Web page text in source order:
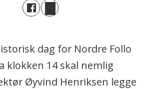
dag for Nordre Follo
klokken 14 skal nemlig
Øyvind Henriksen legge